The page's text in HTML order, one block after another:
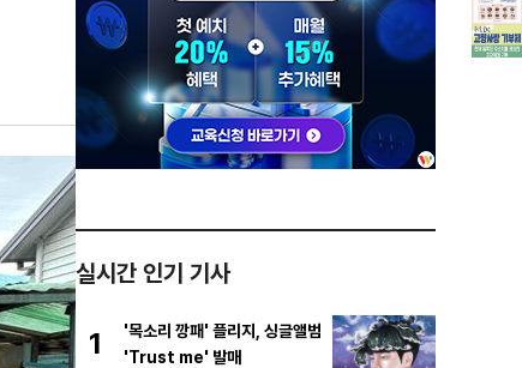
실시간 인기 기사
1
'목소리 깡패' 플리지, 싱글앨범
'Trust me' 발매